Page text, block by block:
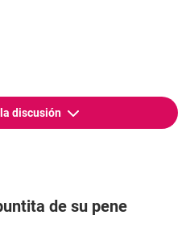
discusión
de su pene